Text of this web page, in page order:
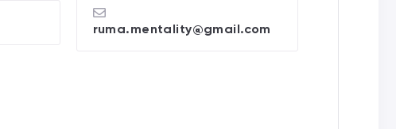
ruma.mentality@gmail.com